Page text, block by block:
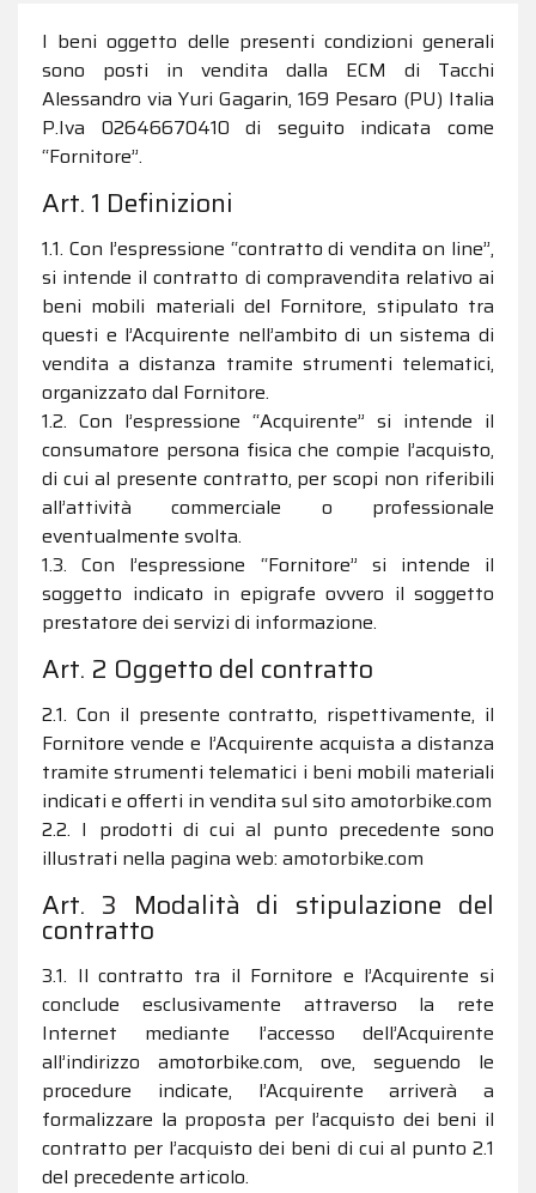
I beni oggetto delle presenti condizioni generali
sono posti in vendita dalla ECM di Tacchi
Alessandro via Yuri Gagarin, 169 Pesaro (PU) Italia
P.Iva 02646670410 di seguito indicata come
“Fornitore”.
Art. 1 Definizioni
1.1. Con l’espressione “contratto di vendita on line”,
si intende il contratto di compravendita relativo ai
beni mobili materiali del Fornitore, stipulato tra
questi e l’Acquirente nell’ambito di un sistema di
vendita a distanza tramite strumenti telematici,
organizzato dal Fornitore.
1.2. Con l’espressione “Acquirente” si intende il
consumatore persona fisica che compie l’acquisto,
di cui al presente contratto, per scopi non riferibili
all’attività commerciale o professionale
eventualmente svolta.
1.3. Con l’espressione “Fornitore” si intende il
soggetto indicato in epigrafe ovvero il soggetto
prestatore dei servizi di informazione.
Art. 2 Oggetto del contratto
2.1. Con il presente contratto, rispettivamente, il
Fornitore vende e l’Acquirente acquista a distanza
tramite strumenti telematici i beni mobili materiali
indicati e offerti in vendita sul sito amotorbike.com
2.2. I prodotti di cui al punto precedente sono
illustrati nella pagina web: amotorbike.com
Art. 3 Modalità di stipulazione del
contratto
3.1. Il contratto tra il Fornitore e l’Acquirente si
conclude esclusivamente attraverso la rete
Internet mediante l’accesso dell’Acquirente
all’indirizzo amotorbike.com, ove, seguendo le
procedure indicate, l’Acquirente arriverà a
formalizzare la proposta per l’acquisto dei beni il
contratto per l’acquisto dei beni di cui al punto 2.1
del precedente articolo.